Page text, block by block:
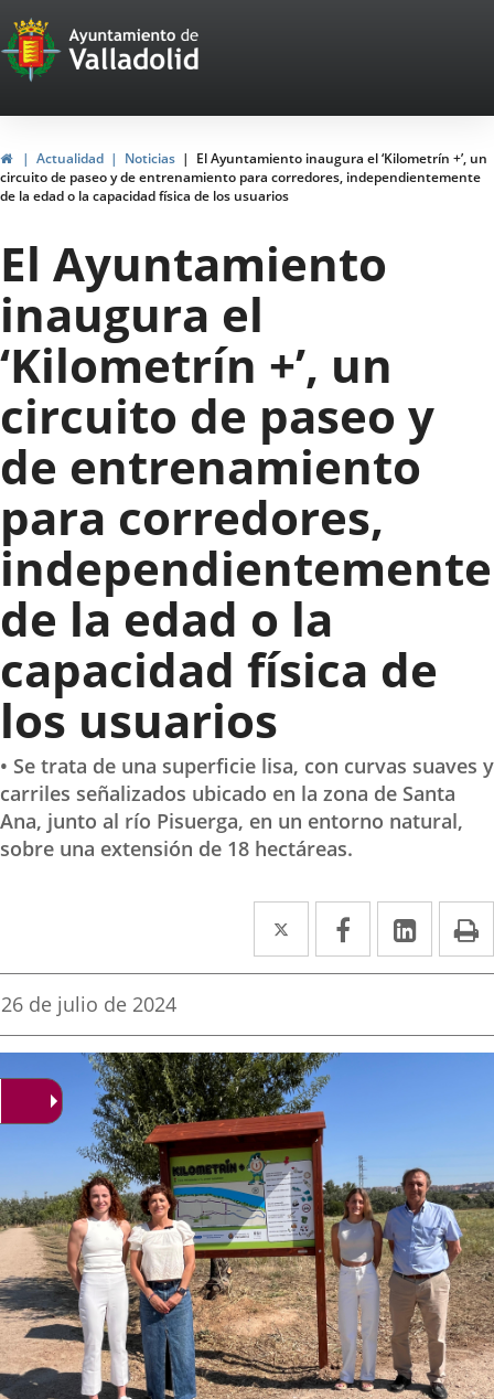
Portal
Web
del
Ayuntamiento
de
Valladolid
InicioActualidad Noticias
El Ayuntamiento inaugura el ‘Kilometrín +’, un
circuito de paseo y de entrenamiento para corredores, independientemente
de la edad o la capacidad física de los usuarios
El Ayuntamiento
inaugura el
‘Kilometrín +’, un
circuito de paseo y
de entrenamiento
para corredores,
independientemente
de la edad o la
capacidad física de
los usuarios
• Se trata de una superficie lisa, con curvas suaves y
carriles señalizados ubicado en la zona de Santa
Ana, junto al río Pisuerga, en un entorno natural,
sobre una extensión de 18 hectáreas.
Twitter
Enlace
a
aplicación
externa.
Facebook
Enlace
a
aplicación
Enlace
a
Fecha
la
26 de julio de 2024